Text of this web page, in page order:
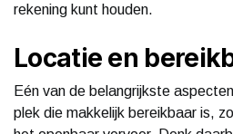
rekening kunt houden.
Locatie en
Eén van de belangrijkste
plek die makkelijk bereikbaar is,